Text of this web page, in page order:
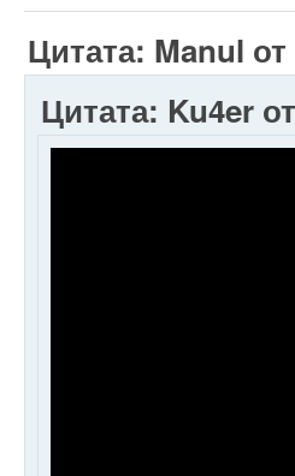
Цитата: Manul
Цитата: Ku4er